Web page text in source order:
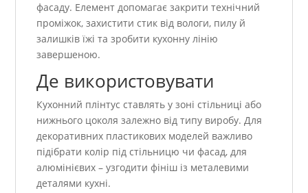
фасаду. Елемент допомагає закрити технічний
проміжок, захистити стик від вологи, пилу й
залишків їжі та зробити кухонну лінію
завершеною.
Де використовувати
Кухонний плінтус ставлять у зоні стільниці або
нижнього цоколя залежно від типу виробу. Для
декоративних пластикових моделей важливо
підібрати колір під стільницю чи фасад, для
алюмінієвих – узгодити фініш із металевими
деталями кухні.